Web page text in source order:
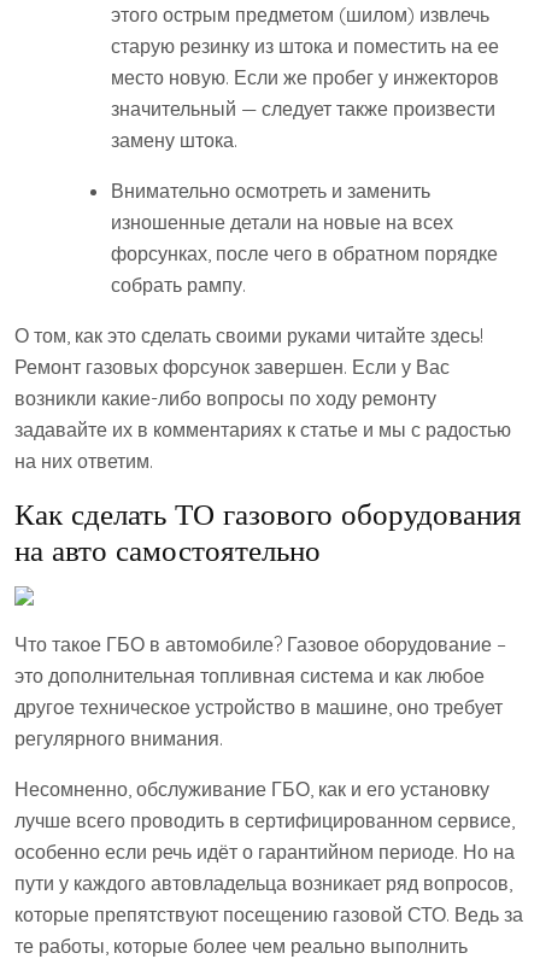
этого острым предметом (шилом) извлечь
старую резинку из штока и поместить на ее
место новую. Если же пробег у инжекторов
значительный — следует также произвести
замену штока.
Внимательно осмотреть и заменить
изношенные детали на новые на всех
форсунках, после чего в обратном порядке
собрать рампу.
О том, как это сделать своими руками читайте здесь!
Ремонт газовых форсунок завершен. Если у Вас
возникли какие-либо вопросы по ходу ремонту
задавайте их в комментариях к статье и мы с радостью
на них ответим.
Как сделать ТО газового оборудования
на авто самостоятельно
Что такое ГБО в автомобиле? Газовое оборудование –
это дополнительная топливная система и как любое
другое техническое устройство в машине, оно требует
регулярного внимания.
Несомненно, обслуживание ГБО, как и его установку
лучше всего проводить в сертифицированном сервисе,
особенно если речь идёт о гарантийном периоде. Но на
пути у каждого автовладельца возникает ряд вопросов,
которые препятствуют посещению газовой СТО. Ведь за
те работы, которые более чем реально выполнить